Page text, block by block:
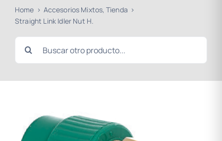
Home Accesorios Mixtos Tienda
Straight Link Idler Nut H.
Search
for: